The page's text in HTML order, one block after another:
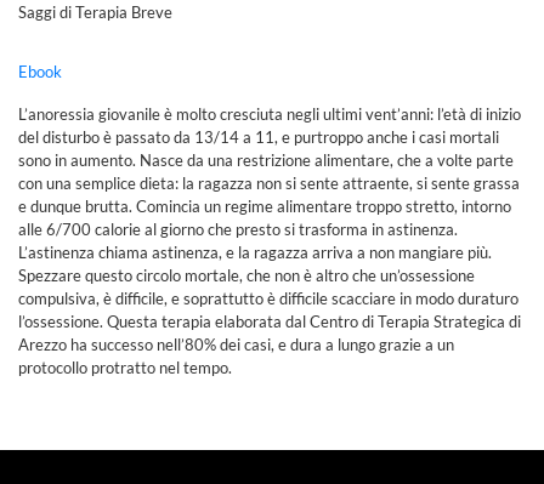
Saggi di Terapia Breve
Ebook
L’anoressia giovanile è molto cresciuta negli ultimi vent’anni: l’età di inizio
del disturbo è passato da 13/14 a 11, e purtroppo anche i casi mortali
sono in aumento. Nasce da una restrizione alimentare, che a volte parte
con una semplice dieta: la ragazza non si sente attraente, si sente grassa
e dunque brutta. Comincia un regime alimentare troppo stretto, intorno
alle 6/700 calorie al giorno che presto si trasforma in astinenza.
L’astinenza chiama astinenza, e la ragazza arriva a non mangiare più.
Spezzare questo circolo mortale, che non è altro che un’ossessione
compulsiva, è difficile, e soprattutto è difficile scacciare in modo duraturo
l’ossessione. Questa terapia elaborata dal Centro di Terapia Strategica di
Arezzo ha successo nell’80% dei casi, e dura a lungo grazie a un
protocollo protratto nel tempo.